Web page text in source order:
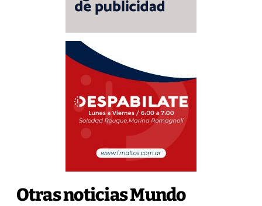
Otras noticias Mundo